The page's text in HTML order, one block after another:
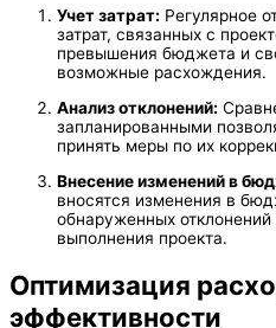
Учет затрат: Регулярное
затрат, связанных с
превышения бюджета и
возможные расхождения.
Анализ отклонений:
запланированными
принять меры по их
Внесение изменений в
вносятся изменения в
обнаруженных
выполнения проекта.
Оптимизация
эффективности